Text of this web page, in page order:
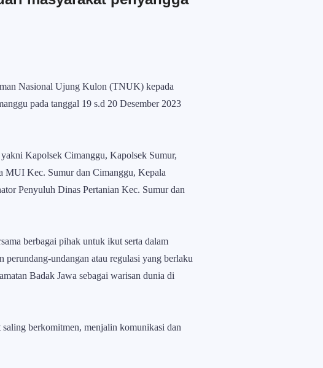
Nasional Ujung Kulon (TNUK) kepada
pada tanggal 19 s.d 20 Desember 2023
Kapolsek Cimanggu, Kapolsek Sumur,
MUI Kec. Sumur dan Cimanggu, Kepala
Penyuluh Dinas Pertanian Kec. Sumur dan
berbagai pihak untuk ikut serta dalam
undangan atau regulasi yang berlaku
Badak Jawa sebagai warisan dunia di
berkomitmen, menjalin komunikasi dan